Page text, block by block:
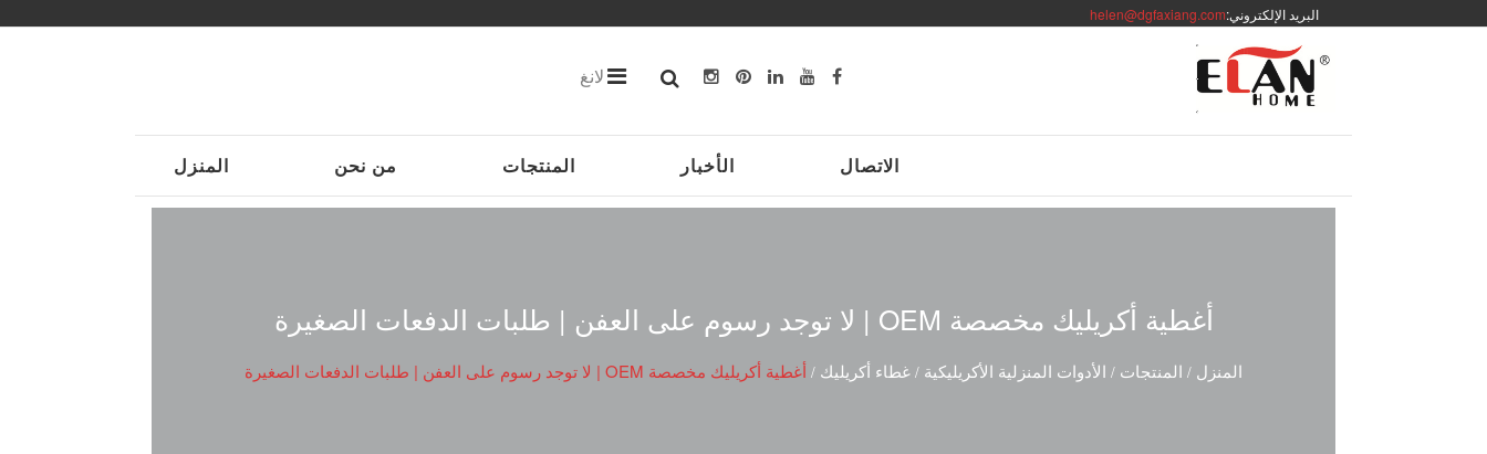
البريد الإلكتروني:helen@dgfaxiang.com
لانغ
المنزل من نحن المنتجات الأخبار الاتصال
أغطية أكريليك مخصصة OEM | لا توجد رسوم على العفن | طلبات الدفعات الصغيرة
المنزل / المنتجات / الأدوات المنزلية الأكريليكية / غطاء أكريليك / أغطية أكريليك مخصصة OEM | لا توجد رسوم على العفن | طلبات الدفعات الصغيرة